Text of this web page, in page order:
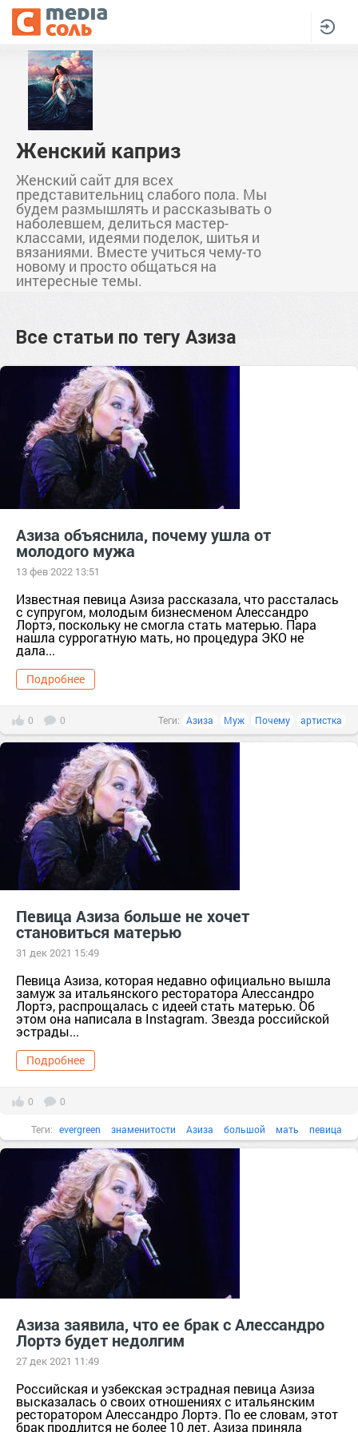
Женский каприз
Женский сайт для всех
представительниц слабого пола. Мы
будем размышлять и рассказывать о
наболевшем, делиться мастер-
классами, идеями поделок, шитья и
вязаниями. Вместе учиться чему-то
новому и просто общаться на
интересные темы.
Все статьи по тегу Азиза
Азиза объяснила, почему ушла от
молодого мужа
13 фев 2022 13:51
Известная певица Азиза рассказала, что рассталась
с супругом, молодым бизнесменом Алессандро
Лортэ, поскольку не смогла стать матерью. Пара
нашла суррогатную мать, но процедура ЭКО не
дала...
Подробнее
0 0 Теги: Азиза Муж Почему артистка
Певица Азиза больше не хочет
становиться матерью
31 дек 2021 15:49
Певица Азиза, которая недавно официально вышла
замуж за итальянского ресторатора Алессандро
Лортэ, распрощалась с идеей стать матерью. Об
этом она написала в Instagram. Звезда российской
эстрады...
Подробнее
0 0
Теги: evergreen знаменитости Азиза большой мать певица
Азиза заявила, что ее брак с Алессандро
Лортэ будет недолгим
27 дек 2021 11:49
Российская и узбекская эстрадная певица Азиза
высказалась о своих отношениях с итальянским
ресторатором Алессандро Лортэ. По ее словам, этот
брак продлится не более 10 лет. Азиза приняла